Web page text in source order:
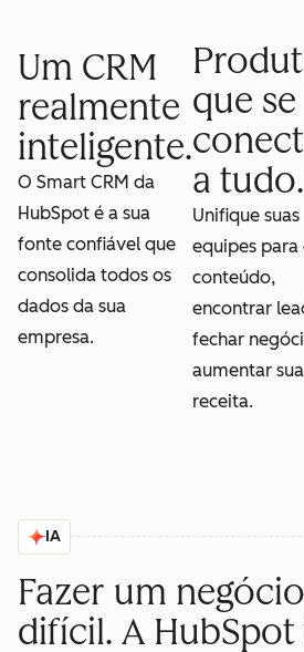
Um CRM
realmente
inteligente.
O Smart CRM da
HubSpot é a sua
fonte confiável que
consolida todos os
dados da sua
empresa.
que se
a tudo.
Unifique suas
equipes para
conteúdo,
encontrar
fechar
aumentar sua
receita.
IA
Fazer um
difícil. A